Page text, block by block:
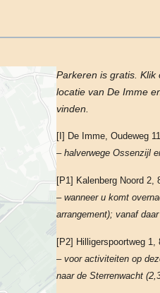
Parkeren is gratis.
locatie van De Imme
vinden.
[I] De Imme, Oudeweg
– halverwege Ossenzijl
[P1] Kalenberg Noord 2,
– wanneer u komt
arrangement); vanaf
[P2] Hilligerspoortweg 1,
– voor activiteiten op
naar de Sterrenwacht